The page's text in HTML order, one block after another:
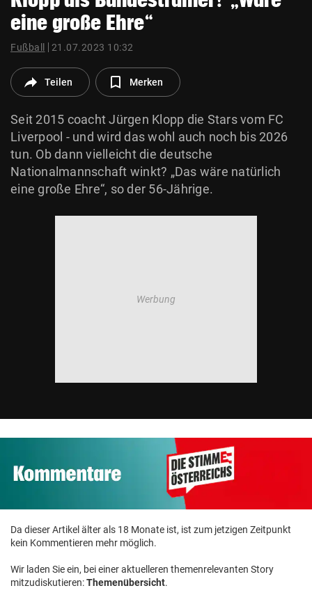
© Krone Multimedia GmbH & Co KG 2026
Muthgasse 2, 1190 Wien
eine große Ehre“
Fußball 21.07.2023 10:32
Teilen Merken
Seit 2015 coacht Jürgen Klopp die Stars vom FC
Liverpool - und wird das wohl auch noch bis 2026
tun. Ob dann vielleicht die deutsche
Nationalmannschaft winkt? „Das wäre natürlich
eine große Ehre“, so der 56-Jährige.
Da dieser Artikel älter als 18 Monate ist, ist zum jetzigen Zeitpunkt
kein Kommentieren mehr möglich.
Wir laden Sie ein, bei einer aktuelleren themenrelevanten Story
mitzudiskutieren:Themenübersicht.